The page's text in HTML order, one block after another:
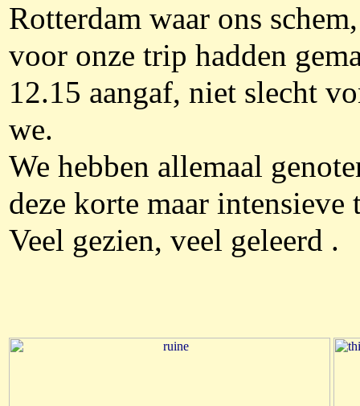
Rotterdam waar ons
voor onze trip hadden
12.15 aangaf, niet slecht
we.
We hebben allemaal
deze korte maar intensieve
Veel gezien, veel geleerd .